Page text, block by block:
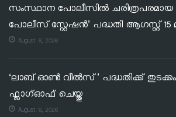
സംസ്ഥാന പോലീസിൽ ചരിത്രപരമായ
പോലീസ് സ്റ്റേഷൻ’ പദ്ധതി ആഗസ്റ്റ്
August 6, 2026
‘ലാബ് ഓൺ വീൽസ്’ പദ്ധതിക്ക് തുടക്കം;
ഫ്ലാഗ്ഓഫ് ചെയ്തു
August 6, 2026